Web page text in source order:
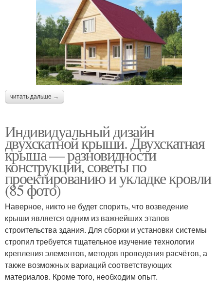
читать дальше →
Индивидуальный дизайн
двухскатной крыши. Двухскатная
крыша — разновидности
конструкций, советы по
проектированию и укладке кровли
(85 фото)
Наверное, никто не будет спорить, что возведение
крыши является одним из важнейших этапов
строительства здания. Для сборки и установки системы
стропил требуется тщательное изучение технологии
крепления элементов, методов проведения расчётов, а
также возможных вариаций соответствующих
материалов. Кроме того, необходим опыт.